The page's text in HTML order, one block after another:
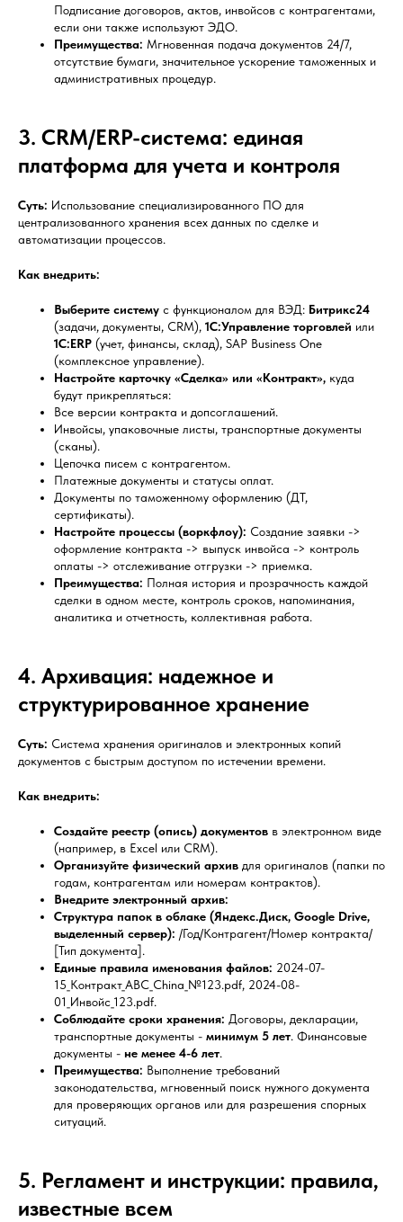
Подписание договоров, актов, инвойсов с контрагентами,
если они также используют ЭДО.
Преимущества: Мгновенная подача документов 24/7,
отсутствие бумаги, значительное ускорение таможенных и
административных процедур.
3. CRM/ERP-система: единая
платформа для учета и контроля
Суть: Использование специализированного ПО для
централизованного хранения всех данных по сделке и
автоматизации процессов.
Как внедрить:
Выберите систему с функционалом для ВЭД: Битрикс24
(задачи, документы, CRM), 1С:Управление торговлей или
1С:ERP (учет, финансы, склад), SAP Business One
(комплексное управление).
Настройте карточку «Сделка» или «Контракт», куда
будут прикрепляться:
Все версии контракта и допсоглашений.
Инвойсы, упаковочные листы, транспортные документы
(сканы).
Цепочка писем с контрагентом.
Платежные документы и статусы оплат.
Документы по таможенному оформлению (ДТ,
сертификаты).
Настройте процессы (воркфлоу): Создание заявки ->
оформление контракта -> выпуск инвойса -> контроль
оплаты -> отслеживание отгрузки -> приемка.
Преимущества: Полная история и прозрачность каждой
сделки в одном месте, контроль сроков, напоминания,
аналитика и отчетность, коллективная работа.
4. Архивация: надежное и
структурированное хранение
Суть: Система хранения оригиналов и электронных копий
документов с быстрым доступом по истечении времени.
Как внедрить:
Создайте реестр (опись) документов в электронном виде
(например, в Excel или CRM).
Организуйте физический архив для оригиналов (папки по
годам, контрагентам или номерам контрактов).
Внедрите электронный архив:
Структура папок в облаке (Яндекс.Диск, Google Drive,
выделенный сервер): /Год/Контрагент/Номер контракта/
[Тип документа].
Единые правила именования файлов: 2024-07-
15_Контракт_ABC_China_№123.pdf, 2024-08-
01_Инвойс_123.pdf.
Соблюдайте сроки хранения: Договоры, декларации,
транспортные документы - минимум 5 лет. Финансовые
документы - не менее 4-6 лет.
Преимущества: Выполнение требований
законодательства, мгновенный поиск нужного документа
для проверяющих органов или для разрешения спорных
ситуаций.
5. Регламент и инструкции: правила,
известные всем